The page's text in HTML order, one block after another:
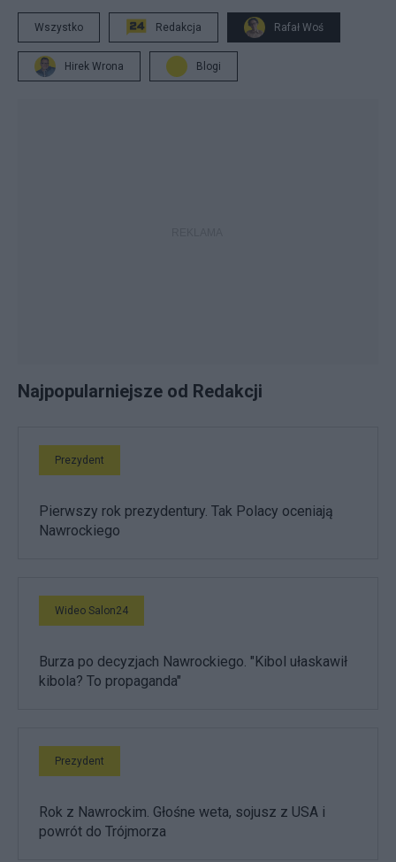
Wszystko Redakcja Rafał Woś
Hirek Wrona Blogi
Najpopularniejsze od Redakcji
Prezydent
Pierwszy rok prezydentury. Tak Polacy oceniają
Nawrockiego
Wideo Salon24
Burza po decyzjach Nawrockiego. "Kibol ułaskawił
kibola? To propaganda"
Prezydent
Rok z Nawrockim. Głośne weta, sojusz z USA i
powrót do Trójmorza